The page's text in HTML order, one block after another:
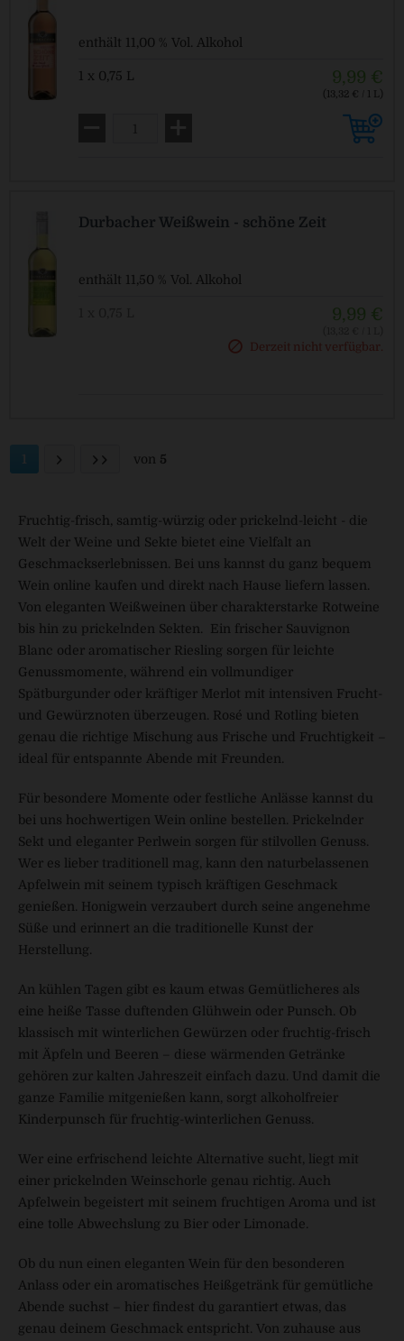
enthält 11,00 % Vol. Alkohol
1 x 0,75 L 9,99 €
(13,32 € / 1 L)
Durbacher Weißwein - schöne Zeit
enthält 11,50 % Vol. Alkohol
9,99 €
Pfandfrei!
Derzeit nicht verfügbar.
1 von 5
Fruchtig-frisch, samtig-würzig oder prickelnd-leicht - die
Welt der Weine und Sekte bietet eine Vielfalt an
Geschmackserlebnissen. Bei uns kannst du ganz bequem
Wein online kaufen und direkt nach Hause liefern lassen.
Von eleganten Weißweinen über charakterstarke Rotweine
bis hin zu prickelnden Sekten. Ein frischer Sauvignon
Blanc oder aromatischer Riesling sorgen für leichte
Genussmomente, während ein vollmundiger
Spätburgunder oder kräftiger Merlot mit intensiven Frucht-
und Gewürznoten überzeugen. Rosé und Rotling bieten
genau die richtige Mischung aus Frische und Fruchtigkeit –
ideal für entspannte Abende mit Freunden.
Für besondere Momente oder festliche Anlässe kannst du
bei uns hochwertigen Wein online bestellen. Prickelnder
Sekt und eleganter Perlwein sorgen für stilvollen Genuss.
Wer es lieber traditionell mag, kann den naturbelassenen
Apfelwein mit seinem typisch kräftigen Geschmack
genießen. Honigwein verzaubert durch seine angenehme
Süße und erinnert an die traditionelle Kunst der
Herstellung.
An kühlen Tagen gibt es kaum etwas Gemütlicheres als
eine heiße Tasse duftenden Glühwein oder Punsch. Ob
klassisch mit winterlichen Gewürzen oder fruchtig-frisch
mit Äpfeln und Beeren – diese wärmenden Getränke
gehören zur kalten Jahreszeit einfach dazu. Und damit die
ganze Familie mitgenießen kann, sorgt alkoholfreier
Kinderpunsch für fruchtig-winterlichen Genuss.
Wer eine erfrischend leichte Alternative sucht, liegt mit
einer prickelnden Weinschorle genau richtig. Auch
Apfelwein begeistert mit seinem fruchtigen Aroma und ist
eine tolle Abwechslung zu Bier oder Limonade.
Ob du nun einen eleganten Wein für den besonderen
Anlass oder ein aromatisches Heißgetränk für gemütliche
Abende suchst – hier findest du garantiert etwas, das
genau deinem Geschmack entspricht. Von zuhause aus